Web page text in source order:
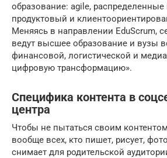
образование: agile,
продуктовый и
Меняясь в направлении EduScrum,
ведут высшее образование и вузы
финансовой, логистической и
цифровую трансформацию».
Специфика контента в
центра
Чтобы не пытаться своим
вообще всех, кто пишет, рисует,
снимает для родительской